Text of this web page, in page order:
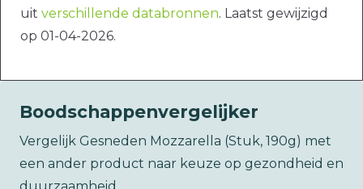
uit verschillende databronnen. Laatst gewijzigd
op 01-04-2026.
Boodschappenvergelijker
Vergelijk Gesneden Mozzarella (Stuk, 190g) met
een ander product naar keuze op gezondheid en